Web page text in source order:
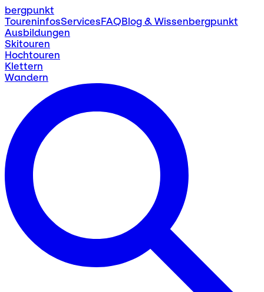
bergpunkt
ToureninfosServicesFAQBlog & Wissenbergpunkt
Ausbildungen
Skitouren
Hochtouren
Klettern
Wandern